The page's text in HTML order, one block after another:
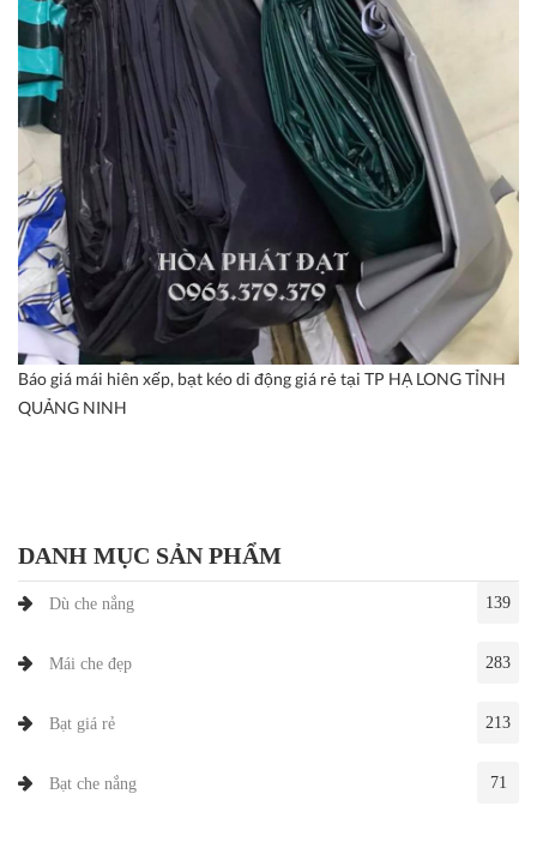
Báo giá mái hiên xếp, bạt kéo di động giá rẻ tại TP HẠ LONG TỈNH
QUẢNG NINH
DANH MỤC SẢN PHẨM
Dù che nắng 139
Mái che đẹp 283
Bạt giá rẻ 213
Bạt che nắng 71